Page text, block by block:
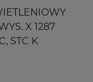
X 1287
STC K